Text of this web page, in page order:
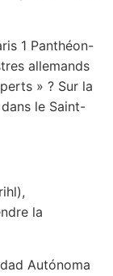
1 Panthéon-
allemands
» ? Sur la
le Saint-
la
Autónoma